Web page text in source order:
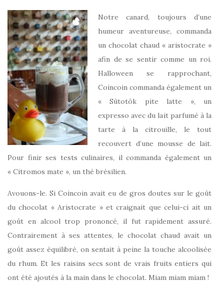
Notre canard, toujours d’une
humeur aventureuse, commanda
un chocolat chaud « aristocrate »
afin de se sentir comme un roi.
Halloween se rapprochant,
Coincoin commanda également un
« Sütotök pite latte », un
expresso avec du lait parfumé à la
tarte à la citrouille, le tout
recouvert d’une mousse de lait.
Pour finir ses tests culinaires, il commanda également un
« Citromos mate », un thé brésilien.
Avouons-le. Si Coincoin avait eu de gros doutes sur le goût
du chocolat « Aristocrate » et craignait que celui-ci ait un
goût en alcool trop prononcé, il fut rapidement assuré.
Contrairement à ses attentes, le chocolat chaud avait un
goût assez équilibré, on sentait à peine la touche alcoolisée
du rhum. Et les raisins secs sont de vrais fruits entiers qui
ont été ajoutés à la main dans le chocolat. Miam miam miam !